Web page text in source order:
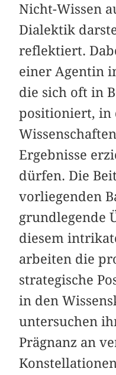
Nicht-Wissen
Dialektik
reflektiert.
einer Agentin
die sich oft in
positioniert, in
Ergebnisse
dürfen. Die
vorliegenden
grundlegende
diesem
arbeiten die
strategische
in den
untersuchen
Prägnanz an